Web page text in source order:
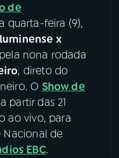
Facebook
X
de
quarta-feira (9),
x
nona rodada
, direto do
O Show de
partir das 21
ao vivo, para
Nacional de
EBC.